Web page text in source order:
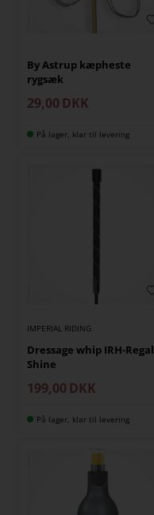
By Astrup kæpheste
rygsæk
29,00 DKK
På lager, klar til levering
IMPERIAL RIDING
Dressage whip IRH-Regal
Shine
199,00 DKK
På lager, klar til levering